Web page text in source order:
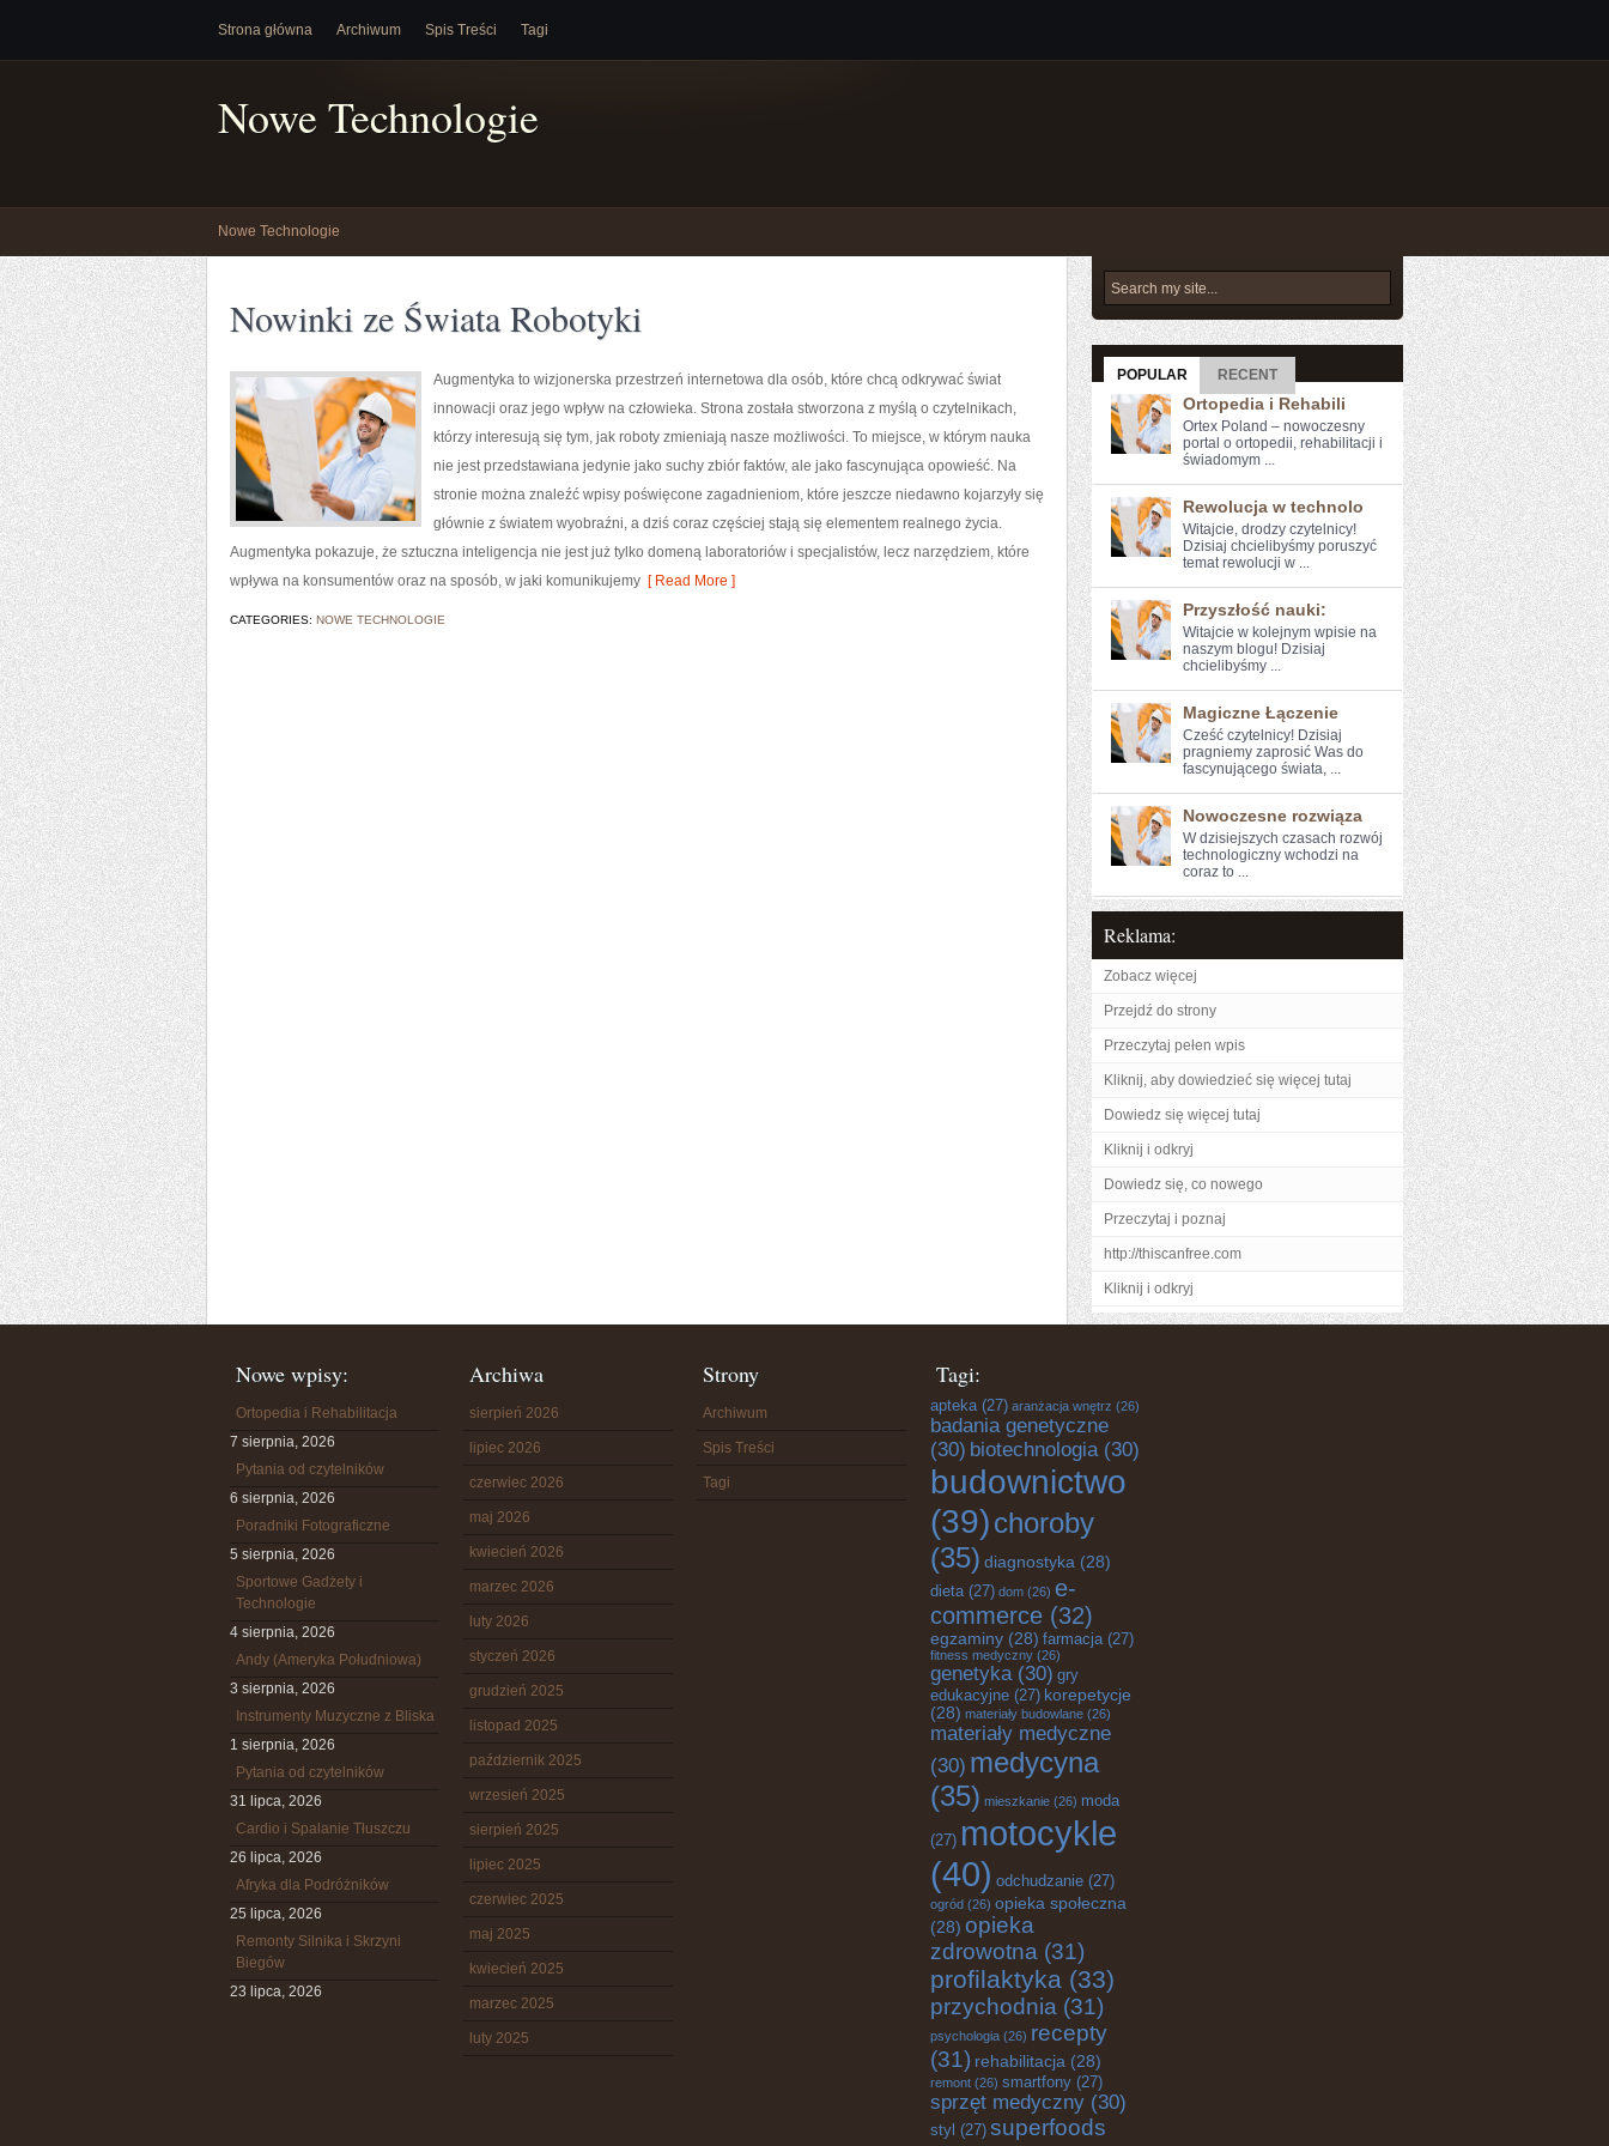
Strona główna Archiwum Spis Treści Tagi
Nowe Technologie
Nowe Technologie
Nowinki ze Świata Robotyki
Augmentyka to wizjonerska przestrzeń internetowa dla osób, które chcą odkrywać świat
innowacji oraz jego wpływ na człowieka. Strona została stworzona z myślą o czytelnikach,
którzy interesują się tym, jak roboty zmieniają nasze możliwości. To miejsce, w którym nauka
nie jest przedstawiana jedynie jako suchy zbiór faktów, ale jako fascynująca opowieść. Na
stronie można znaleźć wpisy poświęcone zagadnieniom, które jeszcze niedawno kojarzyły się
głównie z światem wyobraźni, a dziś coraz częściej stają się elementem realnego życia.
Augmentyka pokazuje, że sztuczna inteligencja nie jest już tylko domeną laboratoriów i specjalistów, lecz narzędziem, które
wpływa na konsumentów oraz na sposób, w jaki komunikujemy [ Read More ]
CATEGORIES: NOWE TECHNOLOGIE
POPULAR RECENT
Ortopedia i Rehabili
Ortex Poland – nowoczesny
portal o ortopedii, rehabilitacji i
świadomym ...
Rewolucja w technolo
Witajcie, drodzy⁤ czytelnicy!
Dzisiaj ​chcielibyśmy poruszyć
temat rewolucji w ...
Przyszłość nauki:
Witajcie w kolejnym wpisie na
naszym‍ blogu! Dzisiaj
chcielibyśmy ...
Magiczne Łączenie
Cześć ​czytelnicy! Dzisiaj
pragniemy zaprosić Was do
fascynującego świata, ...
Nowoczesne rozwiąza
W dzisiejszych czasach rozwój
technologiczny wchodzi na
coraz to ...
Reklama:
Zobacz więcej
Przejdź do strony
Przeczytaj pełen wpis
Kliknij, aby dowiedzieć się więcej tutaj
Dowiedz się więcej tutaj
Kliknij i odkryj
Dowiedz się, co nowego
Przeczytaj i poznaj
http://thiscanfree.com
Kliknij i odkryj
Nowe wpisy:
Ortopedia i Rehabilitacja
7 sierpnia, 2026
Pytania od czytelników
6 sierpnia, 2026
Poradniki Fotograficzne
5 sierpnia, 2026
Sportowe Gadżety i
Technologie
4 sierpnia, 2026
Andy (Ameryka Południowa)
3 sierpnia, 2026
Instrumenty Muzyczne z Bliska
1 sierpnia, 2026
Pytania od czytelników
31 lipca, 2026
Cardio i Spalanie Tłuszczu
26 lipca, 2026
Afryka dla Podróżników
25 lipca, 2026
Remonty Silnika i Skrzyni
Biegów
23 lipca, 2026
Archiwa
sierpień 2026
lipiec 2026
czerwiec 2026
maj 2026
kwiecień 2026
marzec 2026
luty 2026
styczeń 2026
grudzień 2025
listopad 2025
październik 2025
wrzesień 2025
sierpień 2025
lipiec 2025
czerwiec 2025
maj 2025
kwiecień 2025
marzec 2025
luty 2025
Strony
Archiwum
Spis Treści
Tagi
Tagi:
apteka(27) aranżacja wnętrz (26)
badania genetyczne
(30) biotechnologia(30)
budownictwo
(39)choroby
(35) diagnostyka (28)
dieta(27) dom (26) e-
commerce (32)
egzaminy (28) farmacja(27)
fitness medyczny (26)
genetyka(30) gry
edukacyjne (27) korepetycje
(28) materiały budowlane (26)
materiały medyczne
(30) medycyna
(35) mieszkanie (26) moda
(27) motocykle
(40) odchudzanie (27)
ogród (26) opieka społeczna
(28) opieka
zdrowotna (31)
profilaktyka (33)
przychodnia (31)
psychologia (26) recepty
(31) rehabilitacja (28)
remont (26) smartfony (27)
sprzęt medyczny (30)
styl (27) superfoods